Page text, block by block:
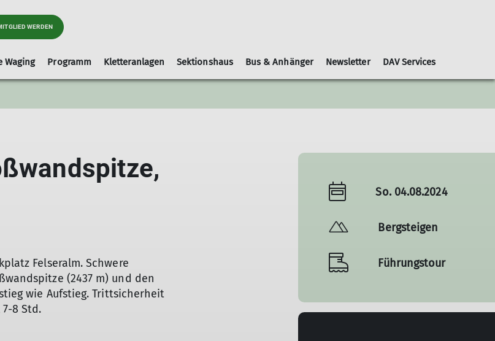
WERDEN
Tourenleiter Artikel und Berichte Leihausrüstung Gruppen Nachrichtenblätter
Waging
Leihausrüstung Geschäftsordnung
Programm
Ausrüstungslisten Schwierigkeitsbewertungen
Kletteranlagen
Kletterhalle-Waging
Kinderklettern
Kooperationspartner
Sektionshaus Bus & Anhänger Newsletter DAV Services
Felseralm. Schwere
(2437 m) und den
wie Aufstieg. Trittsicherheit
8 Std.
So. 04.08.2024
Bergsteigen
Führungstour